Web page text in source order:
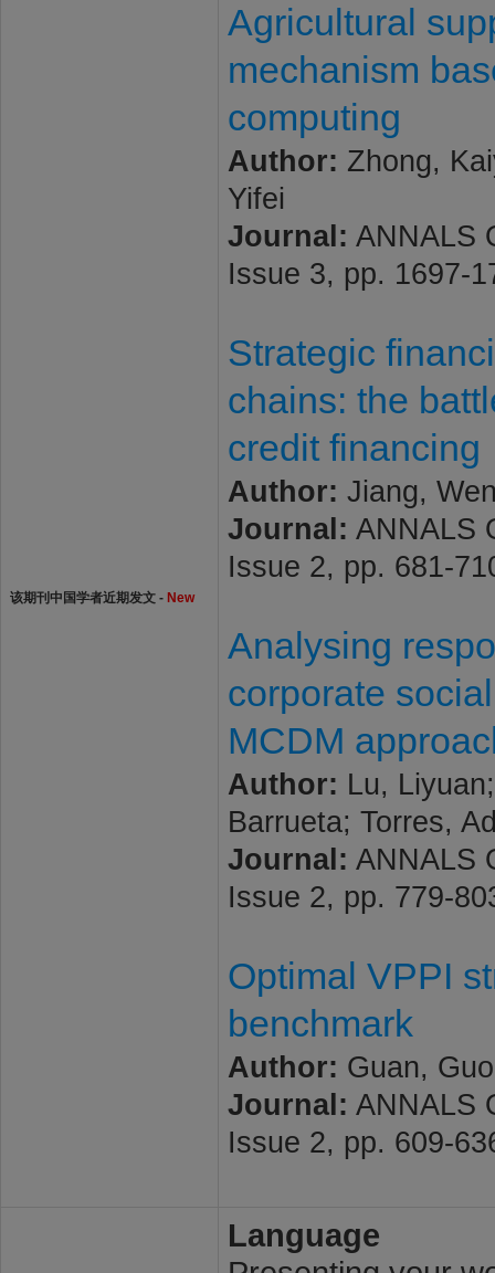
该期刊中国学者近期发文 - New
Agricultural
mechanism
computing
Author: Zhong,
Yifei
Journal: ANNALS
Issue 3, pp. 1697-
Strategic
chains: the
credit financing
Author: Jiang,
Journal: ANNALS
Issue 2, pp. 681-
Analysing
corporate
MCDM
Author: Lu,
Barrueta; Torres,
Journal: ANNALS
Issue 2, pp. 779-
Optimal VPPI
benchmark
Author: Guan,
Journal: ANNALS
Issue 2, pp. 609-
Language